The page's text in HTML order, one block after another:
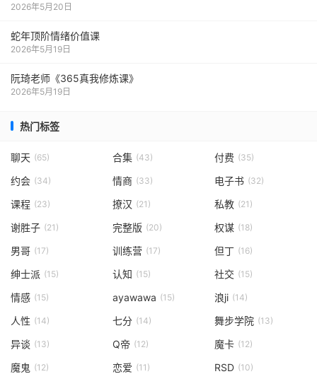
2026年5月20日
蛇年顶阶情绪价值课
2026年5月19日
阮琦老师《365真我修炼课》
2026年5月19日
热门标签
聊天 (65) 合集 (43) 付费 (35)
约会 (34) 情商 (33) 电子书 (32)
课程 (23) 撩汉 (21) 私教 (21)
谢胜子 (21) 完整版 (20) 权谋 (18)
男哥 (17) 训练营 (17) 但丁 (16)
绅士派 (15) 认知 (15) 社交 (15)
情感 (15) ayawawa (15) 浪ji (14)
人性 (14) 七分 (14) 舞步学院 (13)
异谈 (13) Q帝 (12) 魔卡 (12)
魔鬼 (12) 恋爱 (11) RSD (10)